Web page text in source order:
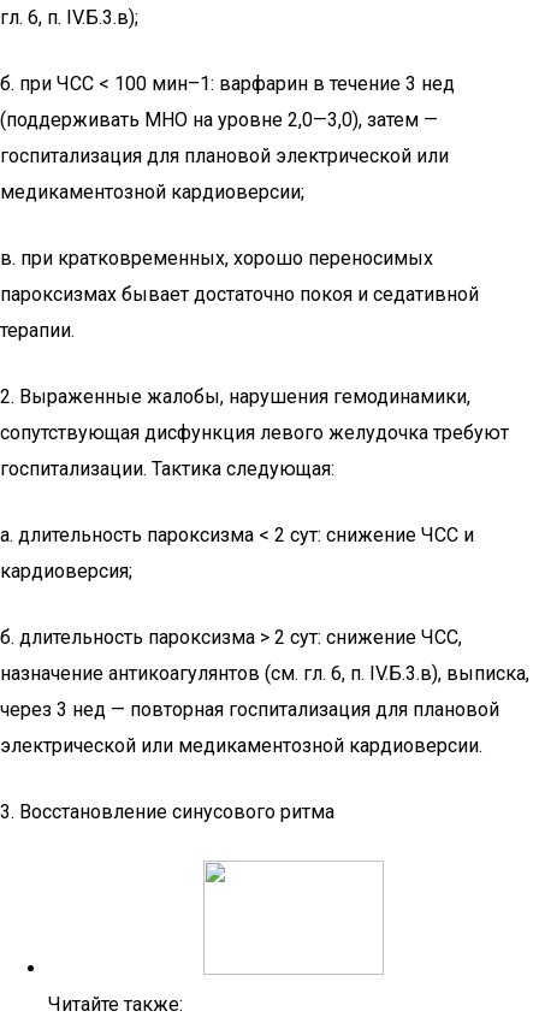
гл. 6, п. IV.Б.3.в);
б. при ЧСС < 100 мин–1: варфарин в течение 3 нед
(поддерживать МНО на уровне 2,0—3,0), затем —
госпитализация для плановой электрической или
медикаментозной кардиоверсии;
в. при кратковременных, хорошо переносимых
пароксизмах бывает достаточно покоя и седативной
терапии.
2. Выраженные жалобы, нарушения гемодинамики,
сопутствующая дисфункция левого желудочка требуют
госпитализации. Тактика следующая:
а. длительность пароксизма < 2 сут: снижение ЧСС и
кардиоверсия;
б. длительность пароксизма > 2 сут: снижение ЧСС,
назначение антикоагулянтов (см. гл. 6, п. IV.Б.3.в), выписка,
через 3 нед — повторная госпитализация для плановой
электрической или медикаментозной кардиоверсии.
3. Восстановление синусового ритма
Читайте также: